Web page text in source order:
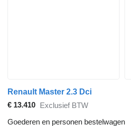
Renault Master 2.3 Dci
€ 13.410 Exclusief BTW
Goederen en personen bestelwagen